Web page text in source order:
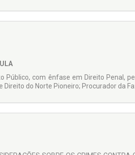
Público, com ênfase em Direito Penal,
Direito do Norte Pioneiro; Procurador da